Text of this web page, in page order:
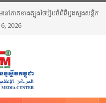
ត្បូងថៃរៀបចំពិធីបួងសួងសន្តិភាព និងថ្កោល
រវាយប្រហារនៅណារ៉ាធីវ៉ាត់
2026